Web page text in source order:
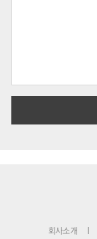
회사소개